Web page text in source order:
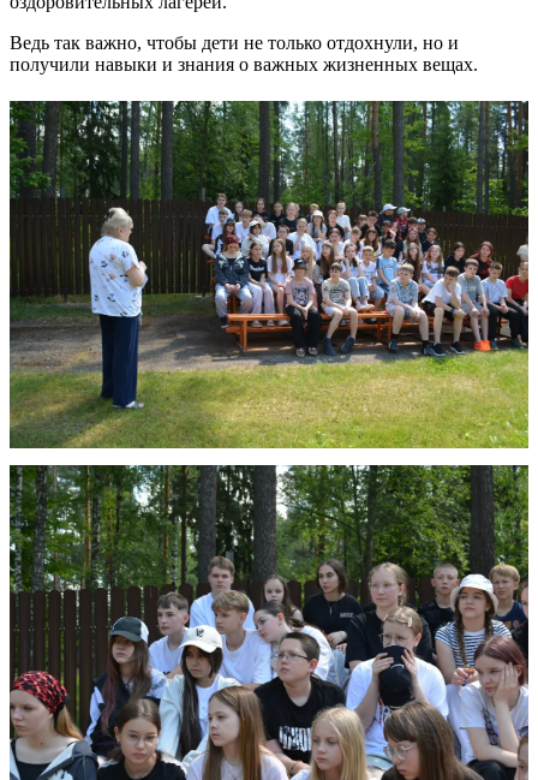
Ведь так важно, чтобы дети не только отдохнули, но и
получили навыки и знания о важных жизненных вещах.